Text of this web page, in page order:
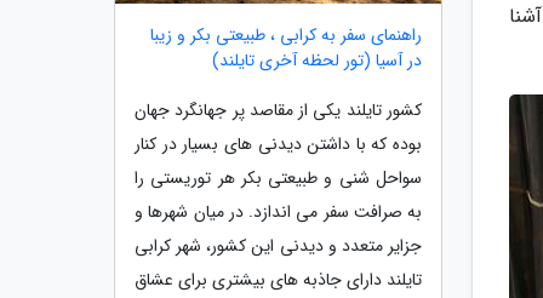
راهنمای سفر به کرابی ، طبیعتی بکر و زیبا
در آسیا (تور لحظه آخری تایلند)
کشور تایلند یکی از مقاصد پر جهانگرد جهان
بوده که با داشتن دیدنی های بسیار در کنار
سواحل شنی و طبیعتی بکر هر توریستی را
به صرافت سفر می اندازد. در میان شهرها و
جزایر متعدد و دیدنی این کشور، شهر کرابی
تایلند دارای جاذبه های بیشتری برای عشاق